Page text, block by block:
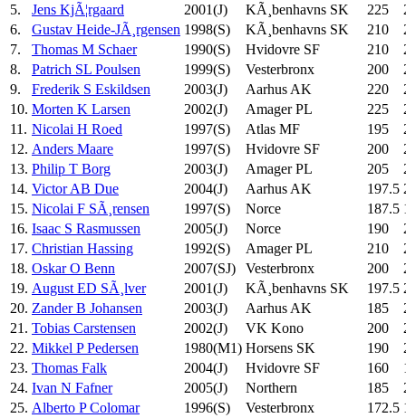
5.
Jens KjÃ¦rgaard 2001(J) KÃ¸benhavns SK 225
6.
Gustav Heide-JÃ¸rgensen 1998(S) KÃ¸benhavns SK 210
7.
Thomas M Schaer 1990(S) Hvidovre SF 210
8.
Patrich SL Poulsen 1999(S) Vesterbronx 200
9.
Frederik S Eskildsen 2003(J) Aarhus AK 220
10. Morten K Larsen 2002(J) Amager PL 225
11. Nicolai H Roed 1997(S) Atlas MF 195
12. Anders Maare 1997(S) Hvidovre SF 200
13. Philip T Borg 2003(J) Amager PL 205
14. Victor AB Due 2004(J) Aarhus AK 197.5
15. Nicolai F SÃ¸rensen 1997(S) Norce 187.5
16. Isaac S Rasmussen 2005(J) Norce 190
17. Christian Hassing 1992(S) Amager PL 210
18. Oskar O Benn 2007(SJ) Vesterbronx 200
19. August ED SÃ¸lver 2001(J) KÃ¸benhavns SK 197.5
20. Zander B Johansen 2003(J) Aarhus AK 185
21. Tobias Carstensen 2002(J) VK Kono 200
22. Mikkel P Pedersen 1980(M1) Horsens SK 190
23. Thomas Falk 2004(J) Hvidovre SF 160
24. Ivan N Fafner 2005(J) Northern 185
25. Alberto P Colomar 1996(S) Vesterbronx 172.5